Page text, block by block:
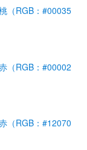
（RGB：#00035
（RGB：#00002
（RGB：#12070